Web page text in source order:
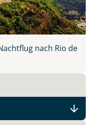
nach Rio de